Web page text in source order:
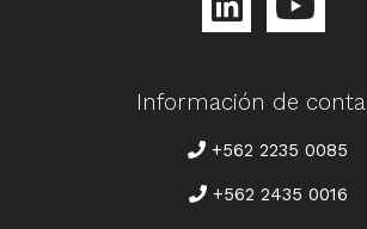
Información de
TELÉFONO
+562 2235 0085
+562 2435 0016